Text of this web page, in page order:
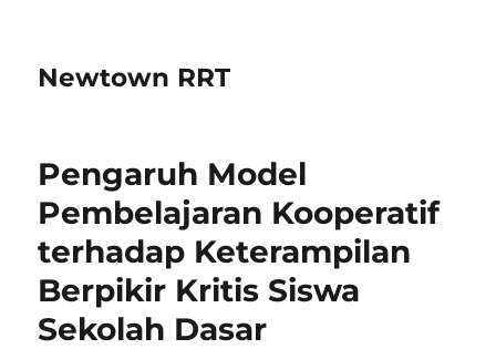
Newtown RRT
Pengaruh Model
Pembelajaran Kooperatif
terhadap Keterampilan
Berpikir Kritis Siswa
Sekolah Dasar